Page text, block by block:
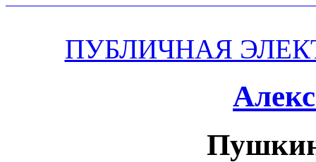
ПУБЛИЧНАЯ